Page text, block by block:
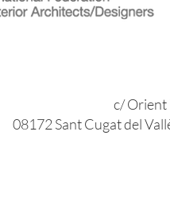
c/ Orient
08172 Sant Cugat del